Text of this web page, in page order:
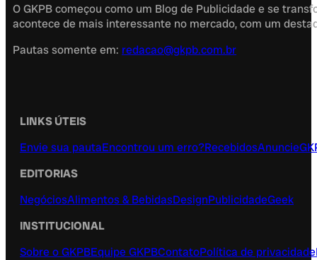
O GKPB começou como um Blog de Publicidade e se
acontece de mais interessante no mercado, com um
Pautas somente em: redacao@gkpb.com.br
LINKS ÚTEIS
Envie sua pautaEncontrou um erro?RecebidosAnuncie
EDITORIAS
NegóciosAlimentos & BebidasDesignPublicidadeGeek
INSTITUCIONAL
Sobre o GKPBEquipe GKPBContatoPolítica de privacidade